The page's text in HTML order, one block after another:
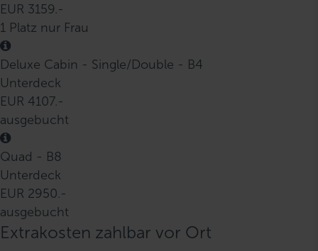
EUR 3159.-
1 Platz nur Frau
Deluxe Cabin - Single/Double - B4
Unterdeck
EUR 4107.-
ausgebucht
Quad - B8
Unterdeck
EUR 2950.-
ausgebucht
Extrakosten zahlbar vor Ort